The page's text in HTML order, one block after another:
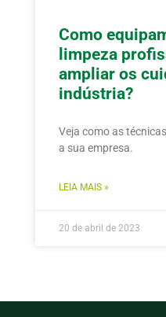
Como
limpeza
ampliar os
indústria?
Veja como as
a sua empresa.
LEIA MAIS »
20 de abril de 2023